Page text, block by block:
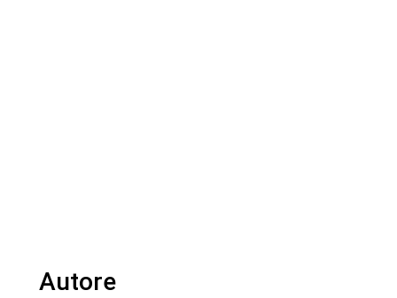
Autore